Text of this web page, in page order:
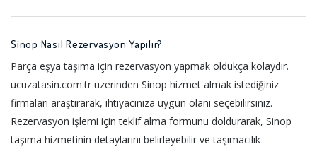
Sinop Nasıl Rezervasyon Yapılır?
Parça eşya taşıma için rezervasyon yapmak oldukça kolaydır.
ucuzatasin.com.tr üzerinden Sinop hizmet almak istediğiniz
firmaları araştırarak, ihtiyacınıza uygun olanı seçebilirsiniz.
Rezervasyon işlemi için teklif alma formunu doldurarak, Sinop
taşıma hizmetinin detaylarını belirleyebilir ve taşımacılık